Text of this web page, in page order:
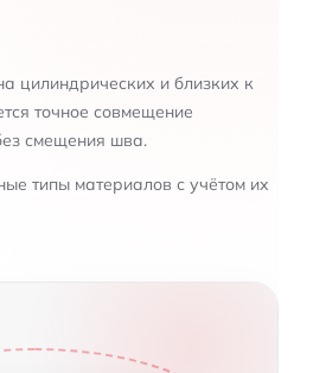
цилиндрических и близких к
точное совмещение
смещения шва.
типы материалов с учётом их